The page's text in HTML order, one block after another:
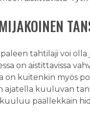
tahtilaji voi
on aistittavissa
on kuitenkin myös
ajatella kuuluvan
päällekkäin